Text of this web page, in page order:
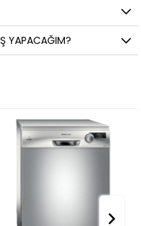
YAPACAĞIM?